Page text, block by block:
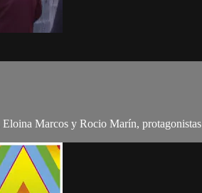
Marcos y Rocio Marín, protagonistas